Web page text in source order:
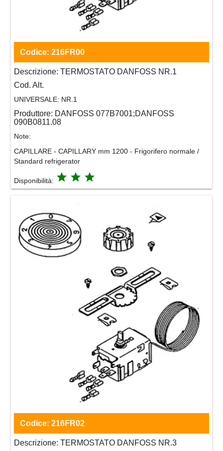
Codice: 216FR00
Descrizione: TERMOSTATO DANFOSS NR.1
Cod. Alt.
UNIVERSALE: NR.1
Produttore: DANFOSS 077B7001;DANFOSS
090B0811.08
Note:
CAPILLARE - CAPILLARY mm 1200 - Frigorifero normale /
Standard refrigerator
Disponibilità: grade grade grade
Codice: 216FR02
Descrizione: TERMOSTATO DANFOSS NR.3